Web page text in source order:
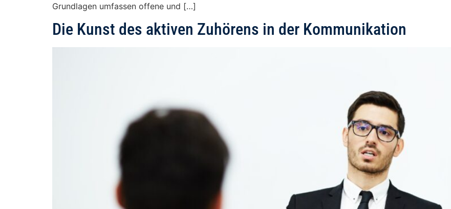
Grundlagen umfassen offene und […]
Die Kunst des aktiven Zuhörens in der Kommunikation